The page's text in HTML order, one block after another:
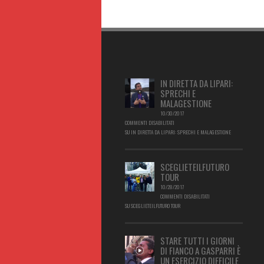
IN DIRETTA DA LIPARI:
SPRECHI E
MALAGESTIONE
10/30/2017
COMMENTI DISABILITATI
SU IN DIRETTA DA LIPARI: SPRECHI E MALAGESTIONE
SCEGLIETEILFUTURO
TOUR
10/28/2017
COMMENTI DISABILITATI
SU SCEGLIETEILFUTURO TOUR
STARE TUTTI I GIORNI
DI FIANCO A GASPARRI È
UN ESERCIZIO DIFFICILE